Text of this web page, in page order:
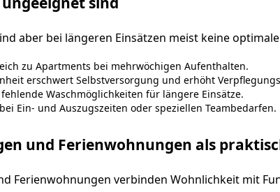
aber bei längeren Einsätzen meist keine
zu Apartments bei mehrwöchigen Aufenthalten.
erschwert Selbstversorgung und erhöht
Waschmöglichkeiten für längere Einsätze.
Ein- und Auszugszeiten oder speziellen Teambedarfen.
und Ferienwohnungen als
Ferienwohnungen verbinden Wohnlichkeit mit